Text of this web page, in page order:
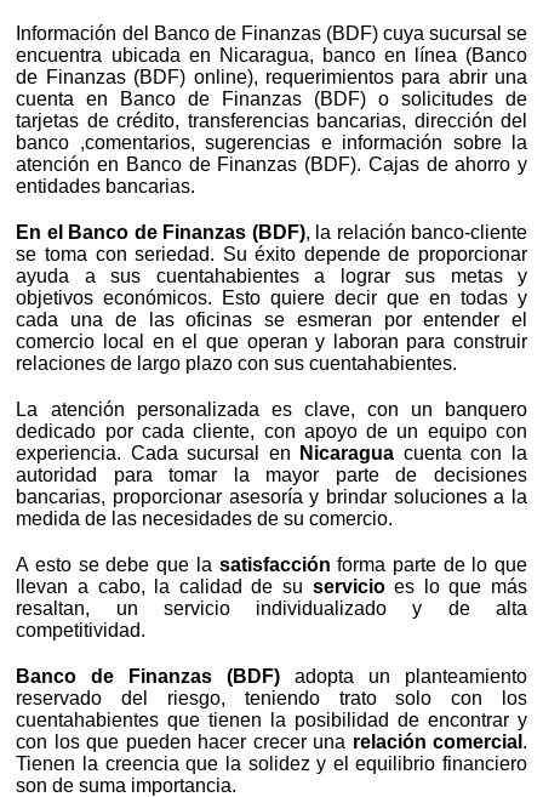
Información del Banco de Finanzas (BDF) cuya sucursal se
encuentra ubicada en Nicaragua, banco en línea (Banco
de Finanzas (BDF) online), requerimientos para abrir una
cuenta en Banco de Finanzas (BDF) o solicitudes de
tarjetas de crédito, transferencias bancarias, dirección del
banco ,comentarios, sugerencias e información sobre la
atención en Banco de Finanzas (BDF). Cajas de ahorro y
entidades bancarias.
En el Banco de Finanzas (BDF), la relación banco-cliente
se toma con seriedad. Su éxito depende de proporcionar
ayuda a sus cuentahabientes a lograr sus metas y
objetivos económicos. Esto quiere decir que en todas y
cada una de las oficinas se esmeran por entender el
comercio local en el que operan y laboran para construir
relaciones de largo plazo con sus cuentahabientes.
La atención personalizada es clave, con un banquero
dedicado por cada cliente, con apoyo de un equipo con
experiencia. Cada sucursal en
Nicaragua cuenta con la
autoridad para tomar la mayor parte de decisiones
bancarias, proporcionar asesoría y brindar soluciones a la
medida de las necesidades de su comercio.
A esto se debe que la satisfacción forma parte de lo que
llevan a cabo, la calidad de su servicioes lo que más
resaltan, un servicio individualizado y de alta
competitividad.
Banco de Finanzas (BDF) adopta un planteamiento
reservado del riesgo, teniendo trato solo con los
cuentahabientes que tienen la posibilidad de encontrar y
con los que pueden hacer crecer una relación comercial .
Tienen la creencia que la solidez y el equilibrio financiero
son de suma importancia.